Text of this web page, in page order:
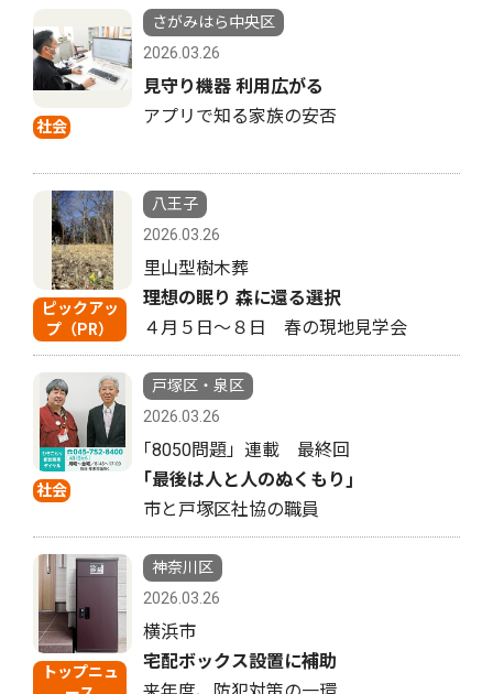
社会
さがみはら中央区
2026.03.26
見守り機器 利用広がる
アプリで知る家族の安否
ピックアッ
プ（PR）
八王子
2026.03.26
里山型樹木葬
理想の眠り 森に還る選択
４月５日〜８日 春の現地見学会
社会
戸塚区・泉区
2026.03.26
｢8050問題」連載 最終回
｢最後は人と人のぬくもり｣
市と戸塚区社協の職員
トップニュ
神奈川区
2026.03.26
横浜市
宅配ボックス設置に補助